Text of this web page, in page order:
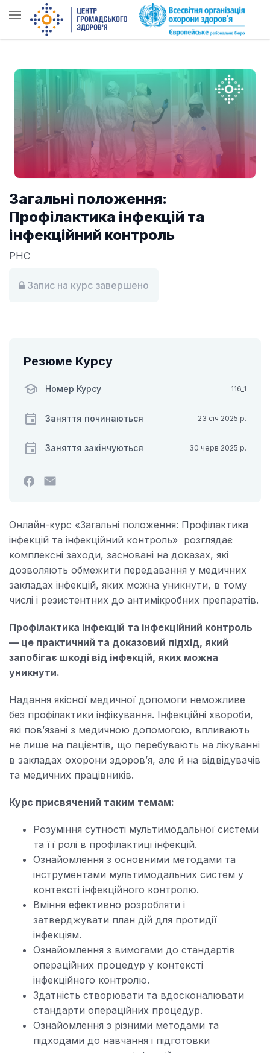
Загальні положення:
Профілактика інфекцій та
інфекційний контроль
PHC
Запис на курс завершено
Онлайн-курс «Загальні положення: Профілактика
інфекцій та інфекційний контроль» розглядає
комплексні заходи, засновані на доказах, які
дозволяють обмежити передавання у медичних
закладах інфекцій, яких можна уникнути, в тому
числі і резистентних до антимікробних препаратів.
Профілактика інфекцій та інфекційний контроль
— це практичний та доказовий підхід, який
запобігає шкоді від інфекцій, яких можна
уникнути.
Надання якісної медичної допомоги неможливе
без профілактики інфікування. Інфекційні хвороби,
які пов’язані з медичною допомогою, впливають
не лише на пацієнтів, що перебувають на лікуванні
в закладах охорони здоров’я, але й на відвідувачів
та медичних працівників.
Курс присвячений таким темам:
Розуміння сутності мультимодальної системи
та її ролі в профілактиці інфекцій.
Ознайомлення з основними методами та
інструментами мультимодальних систем у
контексті інфекційного контролю.
Вміння ефективно розробляти і
затверджувати план дій для протидії
інфекціям.
Ознайомлення з вимогами до стандартів
операційних процедур у контексті
інфекційного контролю.
Здатність створювати та вдосконалювати
стандарти операційних процедур.
Ознайомлення з різними методами та
підходами до навчання і підготовки
Резюме Курсу
Номер Курсу 116_1
Заняття починаються 23 січ 2025 р.
Заняття закінчуються 30 черв 2025 р.
Зробіть
Facebook,
щоб
повідомити
друзям,
що
ви
записалися
на
цей
курс
щоб
повідомити,
що
ви
записалися
на
цей
курс